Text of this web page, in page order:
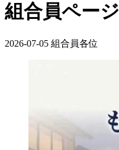
組合員ページ
2026-07-05 組合員各位